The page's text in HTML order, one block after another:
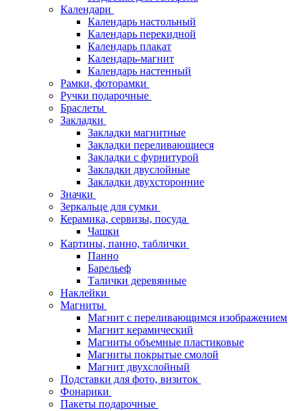
Календари
Календарь настольный
Календарь перекидной
Календарь плакат
Календарь-магнит
Календарь настенный
Рамки, фоторамки
Ручки подарочные
Браслеты
Закладки
Закладки магнитные
Закладки переливающиеся
Закладки с фурнитурой
Закладки двуслойные
Закладки двухсторонние
Значки
Зеркальце для сумки
Керамика, сервизы, посуда
Чашки
Картины, панно, таблички
Панно
Барельеф
Талички деревянные
Наклейки
Магниты
Магнит с переливающимся изображением
Магнит керамический
Магниты объемные пластиковые
Магниты покрытые смолой
Магнит двухслойный
Подставки для фото, визиток
Фонарики
Пакеты подарочные